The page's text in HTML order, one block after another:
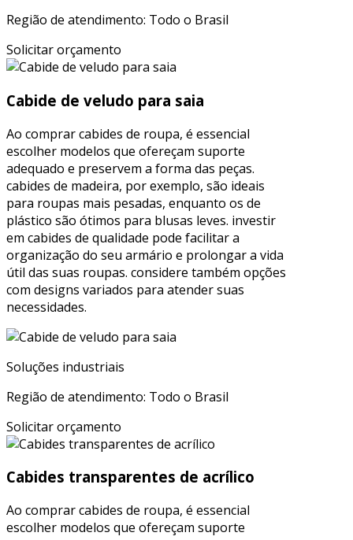
Região de atendimento: Todo o Brasil
Solicitar orçamento
Cabide de veludo para saia
Ao comprar cabides de roupa, é essencial
escolher modelos que ofereçam suporte
adequado e preservem a forma das peças.
cabides de madeira, por exemplo, são ideais
para roupas mais pesadas, enquanto os de
plástico são ótimos para blusas leves. investir
em cabides de qualidade pode facilitar a
organização do seu armário e prolongar a vida
útil das suas roupas. considere também opções
com designs variados para atender suas
necessidades.
Soluções industriais
Região de atendimento: Todo o Brasil
Solicitar orçamento
Cabides transparentes de acrílico
Ao comprar cabides de roupa, é essencial
escolher modelos que ofereçam suporte